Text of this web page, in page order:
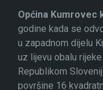
Općina Kumrovec
godine kada se
u zapadnom dijelu
uz lijevu obalu
Republikom
površine 16